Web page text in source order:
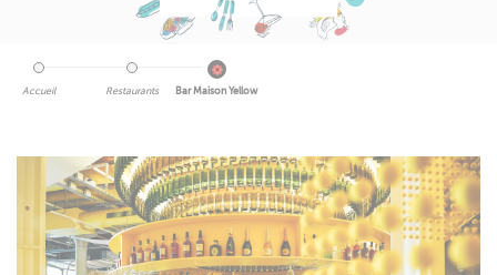
Accueil Restaurants Bar Maison Yellow